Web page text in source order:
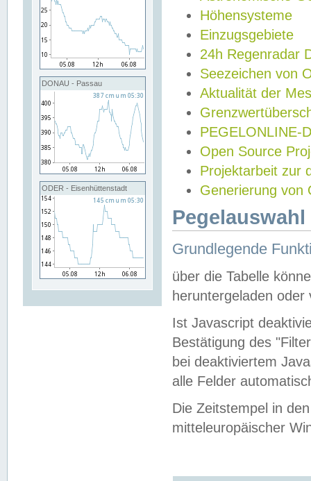
DONAU - Passau
ODER - Eisenhüttenstadt
Höhensysteme
Einzugsgebiete
24h Regenradar
Seezeichen von
Aktualität der
PEGELONLINE-
Open Source
Projektarbeit zur
Generierung von
Grundlegende
über die Tabelle
heruntergeladen oder
Ist Javascript
Bestätigung des
bei deaktiviertem
alle Felder
Die Zeitstempel in
mitteleuropäischer